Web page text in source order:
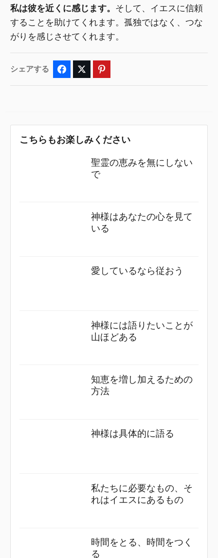
私は彼を近くに感じます。 そして、イエスに信頼
することを助けてくれます。孤独ではなく、つな
がりを感じさせてくれます。
シェアする Facebook Twitter
こちらもお楽しみください
聖霊の恵みを無にしない
で
神様はあなたの心を見て
いる
愛しているなら従おう
神様には語りたいことが
山ほどある
知恵を増し加えるための
方法
神様は具体的に語る
私たちに必要なもの、そ
れはイエスにあるもの
時間をとる、時間をつく
る